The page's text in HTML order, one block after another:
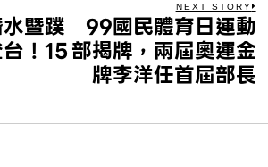
暨蹼
！15
NEXT STORY
99國民體育日運動
部揭牌，兩屆奧運金
牌李洋任首屆部長